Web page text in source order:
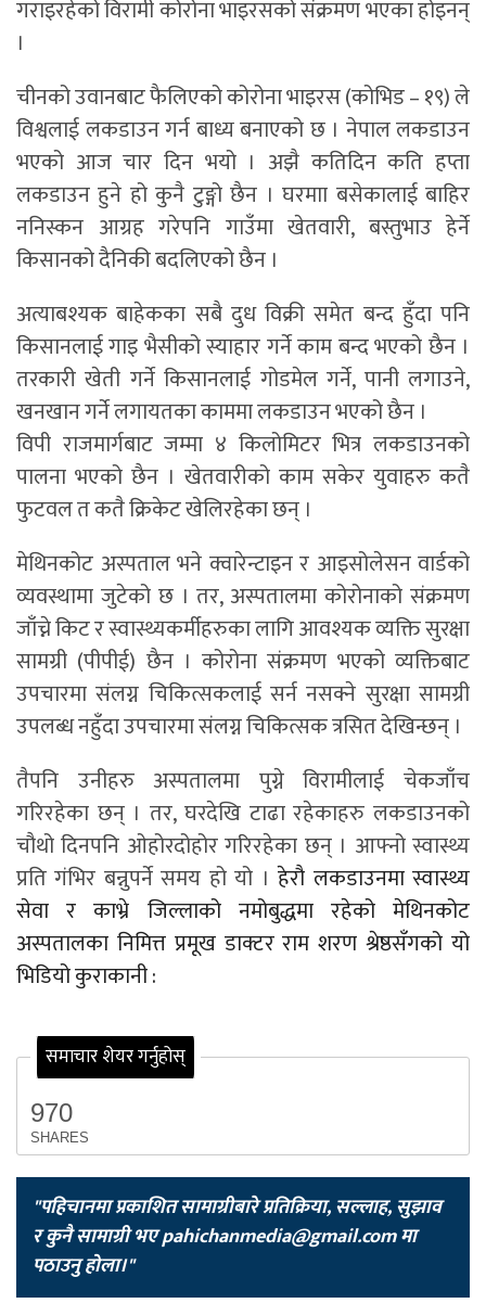
गराइरहेको विरामी कोरोना भाइरसको संक्रमण भएका होइनन्
।
चीनको उवानबाट फैलिएको कोरोना भाइरस (कोभिड – १९) ले
विश्वलाई लकडाउन गर्न बाध्य बनाएको छ । नेपाल लकडाउन
भएको आज चार दिन भयो । अझै कतिदिन कति हप्ता
लकडाउन हुने हो कुनै टुङ्गो छैन । घरमाा बसेकालाई बाहिर
ननिस्कन आग्रह गरेपनि गाउँमा खेतवारी, बस्तुभाउ हेर्ने
किसानको दैनिकी बदलिएको छैन ।
अत्याबश्यक बाहेकका सबै दुध विक्री समेत बन्द हुँदा पनि
किसानलाई गाइ भैसीको स्याहार गर्ने काम बन्द भएको छैन ।
तरकारी खेती गर्ने किसानलाई गोडमेल गर्ने, पानी लगाउने,
खनखान गर्ने लगायतका काममा लकडाउन भएको छैन ।
विपी राजमार्गबाट जम्मा ४ किलोमिटर भित्र लकडाउनको
पालना भएको छैन । खेतवारीको काम सकेर युवाहरु कतै
फुटवल त कतै क्रिकेट खेलिरहेका छन् ।
मेथिनकोट अस्पताल भने क्वारेन्टाइन र आइसोलेसन वार्डको
व्यवस्थामा जुटेको छ । तर, अस्पतालमा कोरोनाको संक्रमण
जाँच्ने किट र स्वास्थ्यकर्मीहरुका लागि आवश्यक व्यक्ति सुरक्षा
सामग्री (पीपीई) छैन । कोरोना संक्रमण भएको व्यक्तिबाट
उपचारमा संलग्न चिकित्सकलाई सर्न नसक्ने सुरक्षा सामग्री
उपलब्ध नहुँदा उपचारमा संलग्न चिकित्सक त्रसित देखिन्छन् ।
तैपनि उनीहरु अस्पतालमा पुग्ने विरामीलाई चेकजाँच
गरिरहेका छन् । तर, घरदेखि टाढा रहेकाहरु लकडाउनको
चौथो दिनपनि ओहोरदोहोर गरिरहेका छन् । आफ्नो स्वास्थ्य
प्रति गंभिर बन्नुपर्ने समय हो यो ।हेरौ लकडाउनमा स्वास्थ्य
सेवा र काभ्रे जिल्लाको नमोबुद्धमा रहेको मेथिनकोट
अस्पतालका निमित्त प्रमूख डाक्टर राम शरण श्रेष्ठसँगको यो
भिडियो कुराकानी :
समाचार शेयर गर्नुहोस्
970
SHARES
"पहिचानमा प्रकाशित सामाग्रीबारे प्रतिक्रिया, सल्लाह, सुझाव
र कुनै सामाग्री भएpahichanmedia@gmail.comमा
पठाउनु होला।"